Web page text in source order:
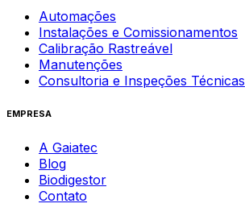
Automações
Instalações e Comissionamentos
Calibração Rastreável
Manutenções
Consultoria e Inspeções Técnicas
EMPRESA
A Gaiatec
Blog
Biodigestor
Contato